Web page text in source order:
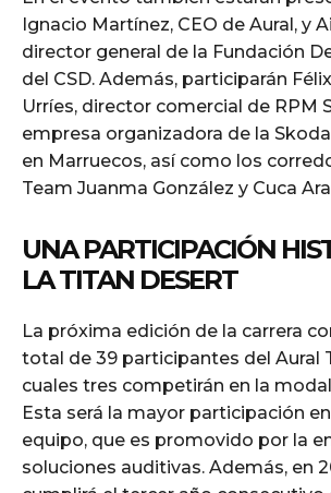
Ignacio Martínez, CEO de Aural, y
director general de la Fundación
del CSD. Además, participarán
Urríes, director comercial de RPM
empresa organizadora de la
en Marruecos, así como los
Team Juanma González y Cuca
UNA PARTICIPACIÓN
LA TITAN DESERT
La próxima edición de la carrera
total de 39 participantes del Aural
cuales tres competirán en la
Esta será la mayor participación
equipo, que es promovido por la
soluciones auditivas. Además, en